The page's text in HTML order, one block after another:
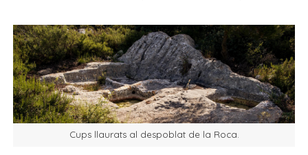
Cups llaurats al despoblat de la Roca.